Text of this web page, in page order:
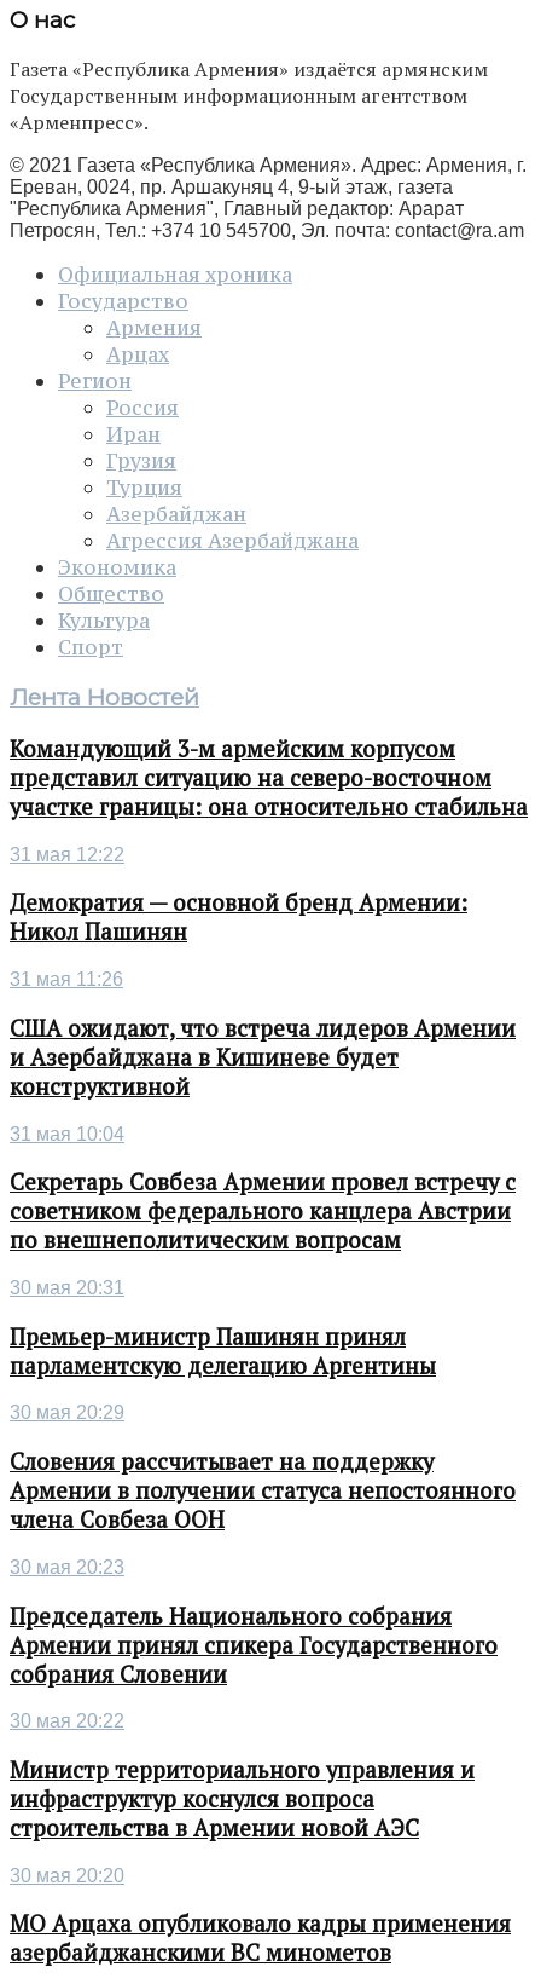
О нас
Газета «Республика Армения» издаётся армянским
Государственным информационным агентством
«Арменпресс».
© 2021 Газета «Республика Армения». Адрес: Армения, г.
Ереван, 0024, пр. Аршакуняц 4, 9-ый этаж, газета
"Республика Армения", Главный редактор: Арарат
Петросян, Тел.: +374 10 545700, Эл. почта: contact@ra.am
Официальная хроника
Государство
Армения
Арцах
Регион
Россия
Иран
Грузия
Турция
Азербайджан
Агрессия Азербайджана
Экономика
Общество
Культура
Спорт
Лента Новостей
Командующий 3-м армейским корпусом
представил ситуацию на северо-восточном
участке границы: она относительно стабильна
31 мая 12:22
Демократия — основной бренд Армении:
Никол Пашинян
31 мая 11:26
США ожидают, что встреча лидеров Армении
и Азербайджана в Кишиневе будет
конструктивной
31 мая 10:04
Секретарь Совбеза Армении провел встречу с
советником федерального канцлера Австрии
по внешнеполитическим вопросам
30 мая 20:31
Премьер-министр Пашинян принял
парламентскую делегацию Аргентины
30 мая 20:29
Словения рассчитывает на поддержку
Армении в получении статуса непостоянного
члена Совбеза ООН
30 мая 20:23
Председатель Национального собрания
Армении принял спикера Государственного
собрания Словении
30 мая 20:22
Министр территориального управления и
инфраструктур коснулся вопроса
строительства в Армении новой АЭС
30 мая 20:20
МО Арцаха опубликовало кадры применения
азербайджанскими ВС минометов